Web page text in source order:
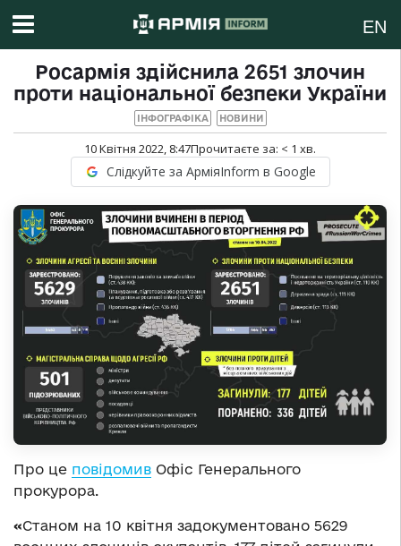
EN
Росармія здійснила 2651 злочин
проти національної безпеки України
ІНФОГРАФІКА НОВИНИ
10 Квітня 2022, 8:47Прочитаєте за: < 1 хв.
Слідкуйте за АрміяInform в Google
Про це повідомив Офіс Генерального
прокурора.
«Станом на 10 квітня задокументовано 5629